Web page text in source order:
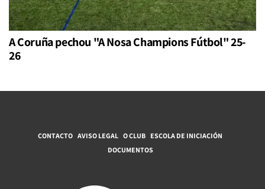
A Coruña pechou "A Nosa Champions Fútbol" 25-
26
CONTACTO AVISO LEGAL O CLUB ESCOLA DE INICIACIÓN
DOCUMENTOS